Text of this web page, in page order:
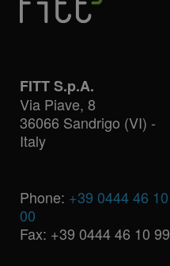
FITT S.p.A.
Via Piave, 8
36066 Sandrigo (VI) -
Italy
Phone: +39 0444 46 10
00
Fax: +39 0444 46 10 99